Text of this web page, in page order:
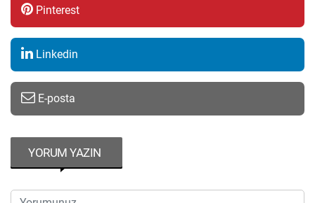
Pinterest
Linkedin
E-posta
YORUM YAZIN